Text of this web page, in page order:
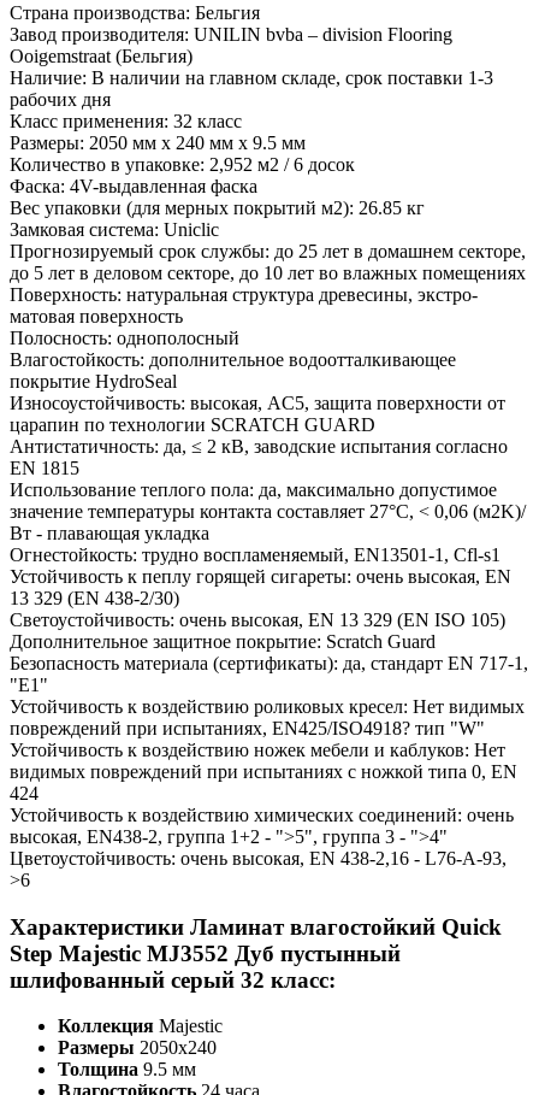
Страна производства: Бельгия
Завод производителя: UNILIN bvba – division Flooring
Ooigemstraat (Бельгия)
Наличие: В наличии на главном складе, срок поставки 1-3
рабочих дня
Класс применения: 32 класс
Размеры: 2050 мм х 240 мм х 9.5 мм
Количество в упаковке: 2,952 м2 / 6 досок
Фаска: 4V-выдавленная фаска
Вес упаковки (для мерных покрытий м2): 26.85 кг
Замковая система: Uniclic
Прогнозируемый срок службы: до 25 лет в домашнем секторе,
до 5 лет в деловом секторе, до 10 лет во влажных помещениях
Поверхность: натуральная структура древесины, экстро-
матовая поверхность
Полосность: однополосный
Влагостойкость: дополнительное водоотталкивающее
покрытие HydroSeal
Износоустойчивость: высокая, AC5, защита поверхности от
царапин по технологии SCRATCH GUARD
Антистатичность: да, ≤ 2 кВ, заводские испытания согласно
EN 1815
Использование теплого пола: да, максимально допустимое
значение температуры контакта составляет 27°С, < 0,06 (м2K)/
Вт - плавающая укладка
Огнестойкость: трудно воспламеняемый, EN13501-1, Cfl-s1
Устойчивость к пеплу горящей сигареты: очень высокая, EN
13 329 (EN 438-2/30)
Светоустойчивость: очень высокая, EN 13 329 (EN ISO 105)
Дополнительное защитное покрытие: Scratch Guard
Безопасность материала (сертификаты): да, стандарт EN 717-1,
"E1"
Устойчивость к воздействию роликовых кресел: Нет видимых
повреждений при испытаниях, EN425/ISO4918? тип "W"
Устойчивость к воздействию ножек мебели и каблуков: Нет
видимых повреждений при испытаниях с ножкой типа 0, EN
424
Устойчивость к воздействию химических соединений: очень
высокая, EN438-2, группа 1+2 - ">5", группа 3 - ">4"
Цветоустойчивость: очень высокая, EN 438-2,16 - L76-A-93,
>6
Характеристики Ламинат влагостойкий Quick
Step Majestic MJ3552 Дуб пустынный
шлифованный серый 32 класс:
Коллекция Majestic
Размеры 2050х240
Толщина 9.5 мм